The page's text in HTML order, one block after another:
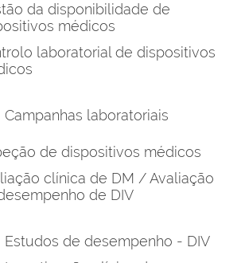
da disponibilidade de
médicos
laboratorial de dispositivos
Campanhas laboratoriais
de dispositivos médicos
clínica de DM / Avaliação
de DIV
Estudos de desempenho - DIV